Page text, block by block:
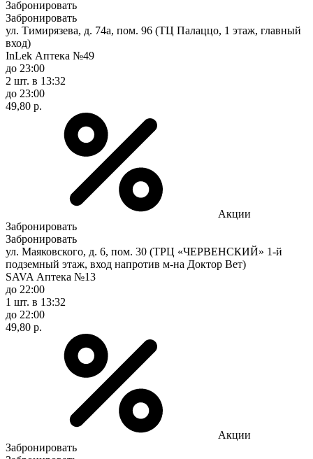
Забронировать
Забронировать
ул. Тимирязева, д. 74а, пом. 96 (ТЦ Палаццо, 1 этаж, главный
вход)
InLek Аптека №49
до 23:00
2 шт. в 13:32
до 23:00
49,80 р.
Акции
Забронировать
Забронировать
ул. Маяковского, д. 6, пом. 30 (ТРЦ «ЧЕРВЕНСКИЙ» 1-й
подземный этаж, вход напротив м-на Доктор Вет)
SAVA Аптека №13
до 22:00
1 шт. в 13:32
до 22:00
49,80 р.
Акции
Забронировать